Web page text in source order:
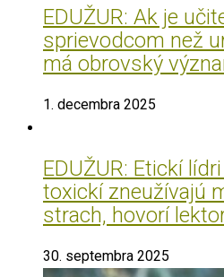
EDUŽUR: Ak je
sprievodcom než
má obrovský
1. decembra 2025
EDUŽUR: Etickí
toxickí zneužívajú
strach, hovorí
30. septembra 2025